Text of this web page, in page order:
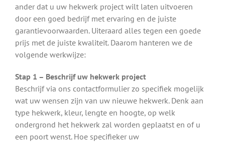
ander dat u uw hekwerk project wilt laten uitvoeren
door een goed bedrijf met ervaring en de juiste
garantievoorwaarden. Uiteraard alles tegen een goede
prijs met de juiste kwaliteit. Daarom hanteren we de
volgende werkwijze:
Stap 1 – Beschrijf uw hekwerk project
Beschrijf via ons contactformulier zo specifiek mogelijk
wat uw wensen zijn van uw nieuwe hekwerk. Denk aan
type hekwerk, kleur, lengte en hoogte, op welk
ondergrond het hekwerk zal worden geplaatst en of u
een poort wenst. Hoe specifieker uw